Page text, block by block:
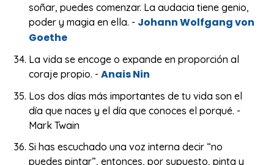
soñar, puedes comenzar. La audacia tiene genio,
poder y magia en ella. - Johann Wolfgang von
Goethe
La vida se encoge o expande en proporción al
coraje propio. -Anais Nin
Los dos días más importantes de tu vida son el
día que naces y el día que conoces el porqué. -
Mark Twain
Si has escuchado una voz interna decir “no
puedes pintar”, entonces, por supuesto, pinta y